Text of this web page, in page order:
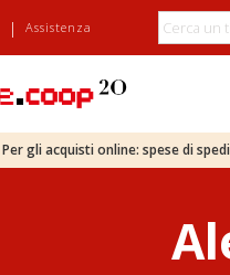
| Assistenza
Per gli acquisti online: spese di